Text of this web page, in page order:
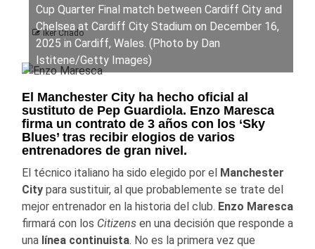
Iker Criado
Cup Quarter Final match between Cardiff City and
Chelsea at Cardiff City Stadium on December 16,
2025 in Cardiff, Wales. (Photo by Dan
Istitene/Getty Images)
El Manchester City ha hecho oficial al
sustituto de Pep Guardiola. Enzo Maresca
firma un contrato de 3 años con los ‘Sky
Blues’ tras recibir elogios de varios
entrenadores de gran nivel.
El técnico italiano ha sido elegido por el Manchester
City para sustituir, al que probablemente se trate del
mejor entrenador en la historia del club. Enzo Maresca
firmará con los Citizens en una decisión que responde a
una línea continuista. No es la primera vez que